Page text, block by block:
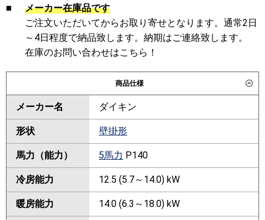
■
メーカー在庫品です
ご注文いただいてからお取り寄せとなります。通常2日
～4日程度で納品致します。納期はご連絡致します。
在庫のお問い合わせはこちら！
商品仕様
メーカー名 ダイキン
形状 壁掛形
馬力（能力） 5馬力 P140
冷房能力 12.5 (5.7～14.0) kW
暖房能力 14.0 (6.3～18.0) kW